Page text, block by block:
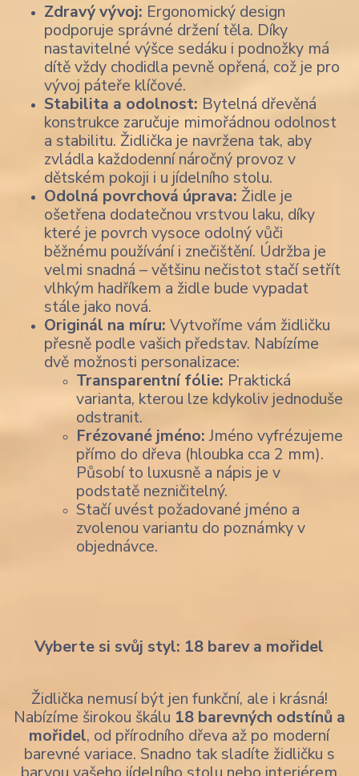
Zdravý vývoj: Ergonomický design
podporuje správné držení těla. Díky
nastavitelné výšce sedáku i podnožky má
dítě vždy chodidla pevně opřená, což je pro
vývoj páteře klíčové.
Stabilita a odolnost: Bytelná dřevěná
konstrukce zaručuje mimořádnou odolnost
a stabilitu. Židlička je navržena tak, aby
zvládla každodenní náročný provoz v
dětském pokoji i u jídelního stolu.
Odolná povrchová úprava: Židle je
ošetřena dodatečnou vrstvou laku, díky
které je povrch vysoce odolný vůči
běžnému používání i znečištění. Údržba je
velmi snadná – většinu nečistot stačí setřít
vlhkým hadříkem a židle bude vypadat
stále jako nová.
Originál na míru: Vytvoříme vám židličku
přesně podle vašich představ. Nabízíme
dvě možnosti personalizace:
Transparentní fólie: Praktická
varianta, kterou lze kdykoliv jednoduše
odstranit.
Frézované jméno:Jméno vyfrézujeme
přímo do dřeva (hloubka cca 2 mm).
Působí to luxusně a nápis je v
podstatě nezničitelný.
Stačí uvést požadované jméno a
zvolenou variantu do poznámky v
objednávce.
Vyberte si svůj styl: 18 barev a mořidel
Židlička nemusí být jen funkční, ale i krásná!
Nabízíme širokou škálu 18 barevných odstínů a
mořidel, od přírodního dřeva až po moderní
barevné variace. Snadno tak sladíte židličku s